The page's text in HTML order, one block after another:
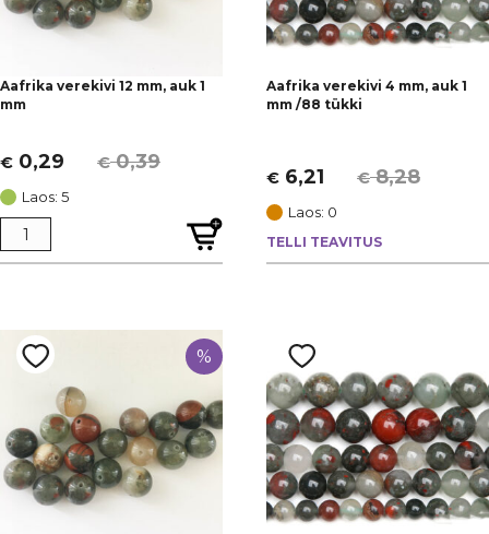
Aafrika verekivi 12 mm, auk 1
mm
€0,39
Algne
hind
oli:
€ 0,39.
€ 0,29
Current
price
is:
€ 0,29.
Laos: 5
Aafrika verekivi 4 mm, auk 1
mm /88 tükki
€8,28
Algne
hind
oli:
€ 8,28.
€ 6,21
Current
price
is:
€ 6,21.
Laos: 0
TELLI TEAVITUS
%